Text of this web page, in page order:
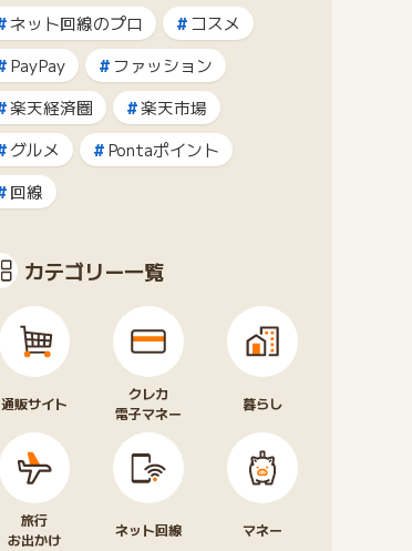
ネット回線のプロ
コスメ
PayPay
ファッション
楽天経済圏
楽天市場
グルメ
Pontaポイント
回線
カテゴリー一覧
通販サイト
クレカ
電子マネー
暮らし
旅行
お出かけ
ネット回線 マネー